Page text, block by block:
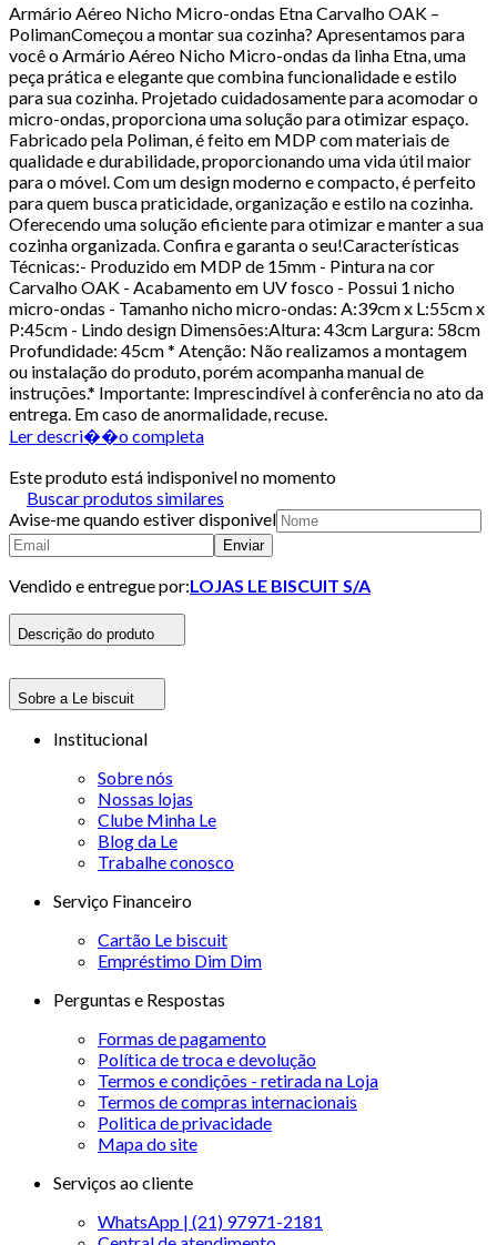
Armário Aéreo Nicho Micro-ondas Etna Carvalho OAK –
PolimanComeçou a montar sua cozinha? Apresentamos para
você o Armário Aéreo Nicho Micro-ondas da linha Etna, uma
peça prática e elegante que combina funcionalidade e estilo
para sua cozinha. Projetado cuidadosamente para acomodar o
micro-ondas, proporciona uma solução para otimizar espaço.
Fabricado pela Poliman, é feito em MDP com materiais de
qualidade e durabilidade, proporcionando uma vida útil maior
para o móvel. Com um design moderno e compacto, é perfeito
para quem busca praticidade, organização e estilo na cozinha.
Oferecendo uma solução eficiente para otimizar e manter a sua
cozinha organizada. Confira e garanta o seu!Características
Técnicas:- Produzido em MDP de 15mm - Pintura na cor
Carvalho OAK - Acabamento em UV fosco - Possui 1 nicho
micro-ondas - Tamanho nicho micro-ondas: A:39cm x L:55cm x
P:45cm - Lindo design Dimensões:Altura: 43cm Largura: 58cm
Profundidade: 45cm * Atenção: Não realizamos a montagem
ou instalação do produto, porém acompanha manual de
instruções.* Importante: Imprescindível à conferência no ato da
entrega. Em caso de anormalidade, recuse.
Ler descri��o completa
Este produto está indisponivel no momento
Buscar produtos similares
Avise-me quando estiver disponivel
Enviar
Vendido e entregue por:LOJAS LE BISCUIT S/A
Descrição do produto
Sobre a Le biscuit
Institucional
Sobre nós
Nossas lojas
Clube Minha Le
Blog da Le
Trabalhe conosco
Serviço Financeiro
Cartão Le biscuit
Empréstimo Dim Dim
Perguntas e Respostas
Formas de pagamento
Política de troca e devolução
Termos e condições - retirada na Loja
Termos de compras internacionais
Politica de privacidade
Mapa do site
Serviços ao cliente
WhatsApp | (21) 97971-2181